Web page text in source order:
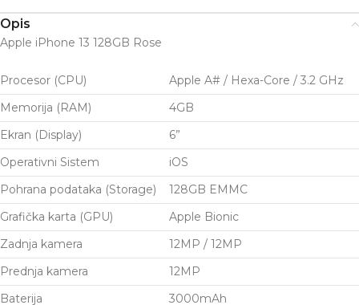
Opis
Apple iPhone 13 128GB Rose
Procesor (CPU)
Apple A# / Hexa-Core / 3.2 GHz
Memorija (RAM)
4GB
Ekran (Display)
6”
Operativni Sistem
iOS
Pohrana podataka (Storage)
128GB EMMC
Grafička karta (GPU)
Apple Bionic
Zadnja kamera
12MP / 12MP
Prednja kamera
12MP
Baterija
3000mAh